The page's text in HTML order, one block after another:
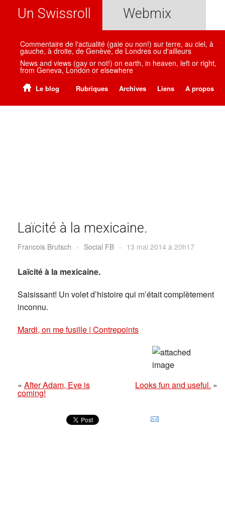
Un Swissroll Webmix
Commentaire de l'actualité (gaie ou non!) sur terre, au ciel, à
gauche, à droite, de Genève, de Londres ou d'ailleurs
News and views (gay or not!) on earth, in heaven, left or right,
from Geneva, London or elsewhere
Le blog Rubriques Archives Liens A propos
Laïcité à la mexicaine.
Francois Brutsch - Social FB - 13 mai 2014 à 20h17
Laïcité à la mexicaine.
Saisissant! Un volet d’histoire qui m’était complètement
inconnu.
Mardi, on me fusille | Contrepoints
« After Adam, Eve is
coming!
Looks fun and useful. »